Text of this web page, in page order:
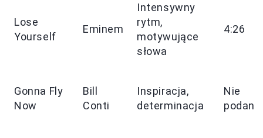
Lose
Yourself
Eminem
Intensywny
rytm,
motywujące
słowa
4:26
Gonna Fly
Now
Bill
Conti
Inspiracja,
determinacja
Nie
podano